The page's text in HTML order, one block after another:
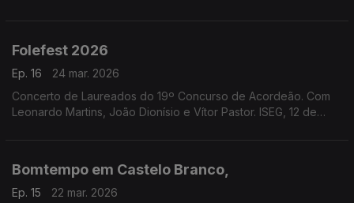
Folefest 2026
Ep. 16
24 mar. 2026
Concerto de Laureados do 19º Concurso de Acordeão. Com
Leonardo Martins, João Dionísio e Vítor Pastor. ISEG, 12 de
Bomtempo em Castelo Branco,
Ep. 15
22 mar. 2026